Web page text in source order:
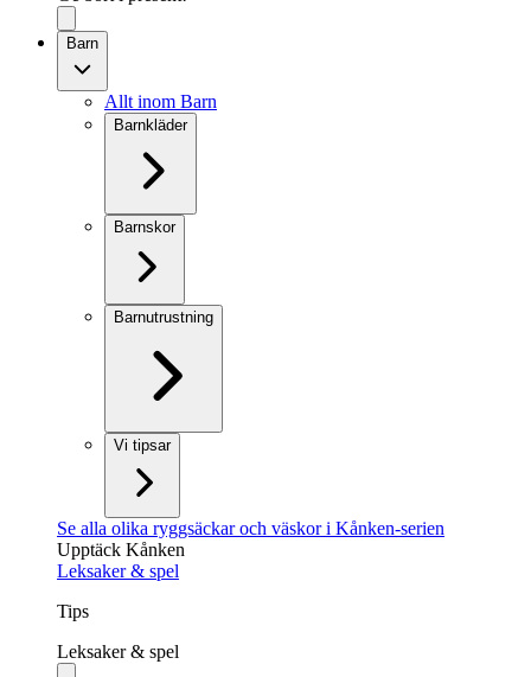
Barn
Allt inom Barn
Barnkläder
Barnskor
Barnutrustning
Vi tipsar
Se alla olika ryggsäckar och väskor i Kånken-serien
Upptäck Kånken
Leksaker & spel
Tips
Leksaker & spel